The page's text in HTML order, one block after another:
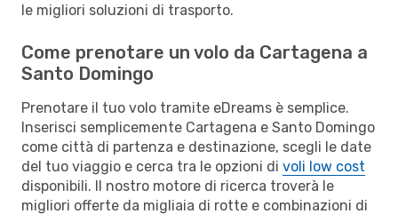
le migliori soluzioni di trasporto.
Come prenotare un volo da Cartagena a
Santo Domingo
Prenotare il tuo volo tramite eDreams è semplice.
Inserisci semplicemente Cartagena e Santo Domingo
come città di partenza e destinazione, scegli le date
del tuo viaggio e cerca tra le opzioni di voli low cost
disponibili. Il nostro motore di ricerca troverà le
migliori offerte da migliaia di rotte e combinazioni di